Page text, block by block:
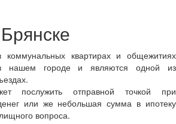
квартирах и общежитиях
нашем городе и являются одной из
послужить отправной точкой при
или же небольшая сумма в ипотеку
вопроса.